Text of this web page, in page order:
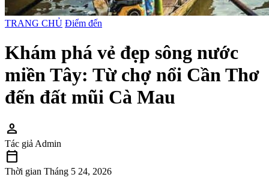
TRANG CHỦ Điểm đến
Khám phá vẻ đẹp sông nước
miền Tây: Từ chợ nổi Cần Thơ
đến đất mũi Cà Mau
person
Tác giả Admin
calendar_today
Thời gian Tháng 5 24, 2026